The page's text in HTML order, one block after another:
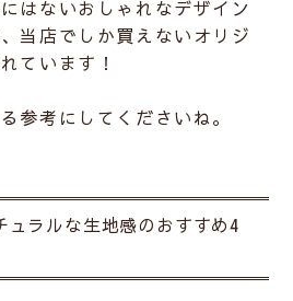
はないおしゃれなデザイン
当店でしか買えないオリジ
ています！
参考にしてくださいね。
ュラルな生地感のおすすめ4